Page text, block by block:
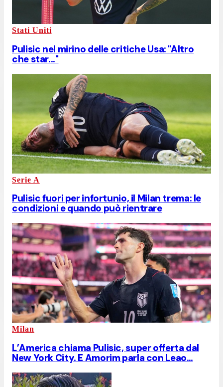
Stati Uniti
Pulisic nel mirino delle critiche Usa: "Altro
che star..."
Serie A
Pulisic fuori per infortunio, il Milan trema: le
condizioni e quando può rientrare
Milan
L’America chiama Pulisic, super offerta dal
New York City. E Amorim parla con Leao…